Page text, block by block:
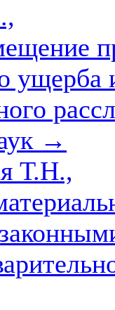
ущерба
→
Т.Н.,